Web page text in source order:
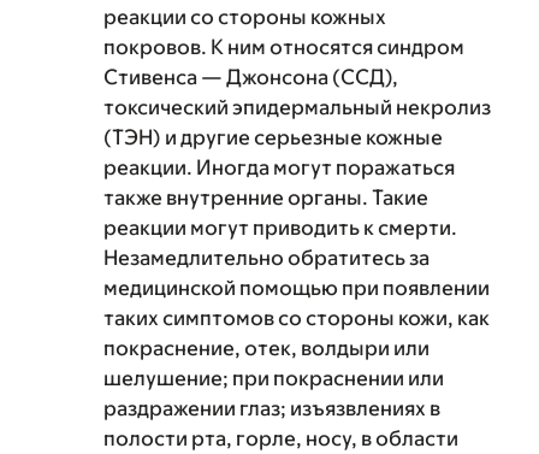
реакции со стороны кожных
покровов. К ним относятся синдром
Стивенса — Джонсона (ССД),
токсический эпидермальный некролиз
(ТЭН) и другие серьезные кожные
реакции. Иногда могут поражаться
также внутренние органы. Такие
реакции могут приводить к смерти.
Незамедлительно обратитесь за
медицинской помощью при появлении
таких симптомов со стороны кожи, как
покраснение, отек, волдыри или
шелушение; при покраснении или
раздражении глаз; изъязвлениях в
полости рта, горле, носу, в области